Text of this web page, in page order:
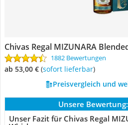
Chivas Regal MIZUNARA
1882 Bewertungen
ab 53,00 € ( Sofort lieferbar)
Preisvergleich und
Unsere Bewertung:
Unser Fazit für Chivas Regal